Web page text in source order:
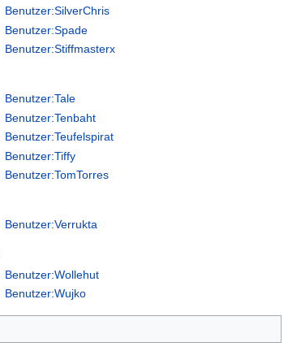
Benutzer:SilverChris
Benutzer:Spade
Benutzer:Stiffmasterx
Benutzer:Tale
Benutzer:Tenbaht
Benutzer:Teufelspirat
Benutzer:Tiffy
Benutzer:TomTorres
Benutzer:Verrukta
Benutzer:Wollehut
Benutzer:Wujko